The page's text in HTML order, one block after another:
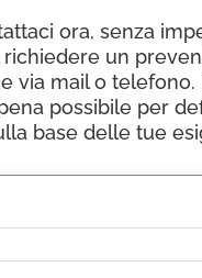
ora, senza
un
via mail o telefono.
possibile per
base delle tue